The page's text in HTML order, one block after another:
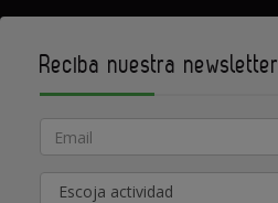
Reciba nuestra newsletter
Email
Actividad